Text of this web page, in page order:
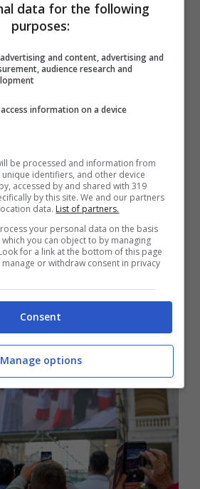
conducono alla Basilica
civile.
che ha decretato l’esito
stata nera. Bisognerà
probabilmente alcuni
Papa che guiderà la
del Collegio cardinalizio,
Battista Re, ha
mattina gli elettori a
ogni interesse personale
data for the following
purposes:
and content, advertising and
audience research and
information on a device
be processed and information from
identifiers, and other device
accessed by and shared with 319
by this site. We and our partners
data. List of partners.
your personal data on the basis
you can object to by managing
for a link at the bottom of this page
or withdraw consent in privacy
Consent
Manage options